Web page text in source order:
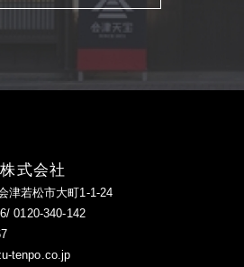
式会社
津若松市大町1-1-24
0120-340-142
tenpo.co.jp